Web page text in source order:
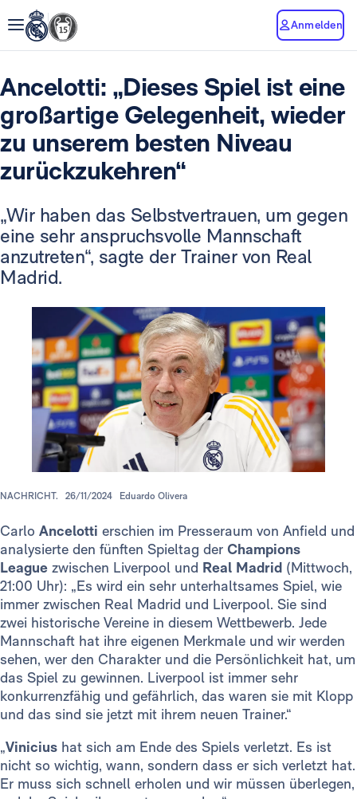
Anmelden
Ancelotti: „Dieses Spiel ist eine
großartige Gelegenheit, wieder
zu unserem besten Niveau
zurückzukehren“
„Wir haben das Selbstvertrauen, um gegen
eine sehr anspruchsvolle Mannschaft
anzutreten“, sagte der Trainer von Real
Madrid.
NACHRICHT. 26/11/2024 Eduardo Olivera
Carlo Ancelotti erschien im Presseraum von Anfield und
analysierte den fünften Spieltag der Champions
League zwischen Liverpool und Real Madrid (Mittwoch,
21:00 Uhr): „Es wird ein sehr unterhaltsames Spiel, wie
immer zwischen Real Madrid und Liverpool. Sie sind
zwei historische Vereine in diesem Wettbewerb. Jede
Mannschaft hat ihre eigenen Merkmale und wir werden
sehen, wer den Charakter und die Persönlichkeit hat, um
das Spiel zu gewinnen. Liverpool ist immer sehr
konkurrenzfähig und gefährlich, das waren sie mit Klopp
und das sind sie jetzt mit ihrem neuen Trainer.“
„Vinicius hat sich am Ende des Spiels verletzt. Es ist
nicht so wichtig, wann, sondern dass er sich verletzt hat.
Er muss sich schnell erholen und wir müssen überlegen,